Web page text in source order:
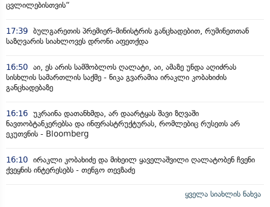
ცვლილებისთვის“
17:39 ბულგარეთის პრემიერ-მინისტრის განცხადებით, რუმინეთთან
საზღვარის სიახლოვეს დრონი აფეთქდა
16:50 აი, ეს არის სამშობლოს ღალატი, აი, ამაზე უნდა აღიძრას
სისხლის სამართლის საქმე - ნიკა გვარამია ირაკლი კობახიძის
განცხადებაზე
16:16 უკრაინა დათანხმდა, არ დაარტყას შავი ზღვაში
ნავთობტანკერებსა და ინფრასტრუქტურას, რომლებიც რუსეთს არ
ეკუთვნის - Bloomberg
16:10 ირაკლი კობახიძე და მიხეილ ყაველაშვილი ღალატობენ ჩვენი
ქვეყნის ინტერესებს - თენგო თევზაძე
ყველა სიახლის ნახვა